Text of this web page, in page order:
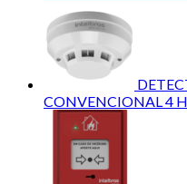
CONVENCIONAL 4